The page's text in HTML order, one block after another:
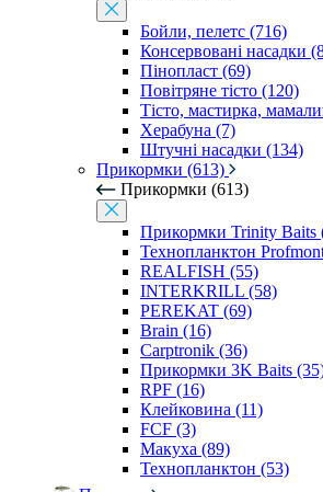
Бойли, пелетс (716)
Консервовані насадки
Пінопласт (69)
Повітряне тісто (120)
Тісто, мастирка,
Херабуна (7)
Штучні насадки (134)
Прикормки (613)
Прикормки (613)
Прикормки Trinity Baits
Технопланктон
REALFISH (55)
INTERKRILL (58)
PEREKAT (69)
Brain (16)
Carptronik (36)
Прикормки 3K Baits
RPF (16)
Клейковина (11)
FCF (3)
Макуха (89)
Технопланктон (53)